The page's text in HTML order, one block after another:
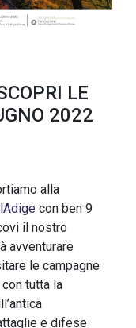
LE
2022
alla
con ben 9
il nostro
avventurare
le campagne
tutta la
e difese